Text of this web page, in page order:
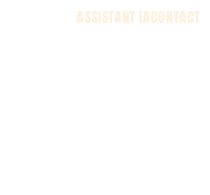
ASSISTANT IACONTACT